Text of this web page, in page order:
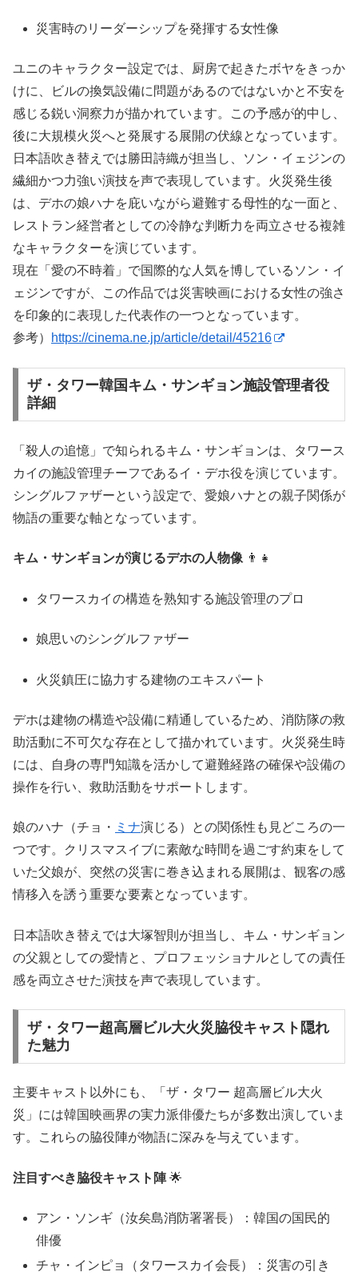
災害時のリーダーシップを発揮する女性像
ユニのキャラクター設定では、厨房で起きたボヤをきっか
けに、ビルの換気設備に問題があるのではないかと不安を
感じる鋭い洞察力が描かれています。この予感が的中し、
後に大規模火災へと発展する展開の伏線となっています。
日本語吹き替えでは勝田詩織が担当し、ソン・イェジンの
繊細かつ力強い演技を声で表現しています。火災発生後
は、デホの娘ハナを庇いながら避難する母性的な一面と、
レストラン経営者としての冷静な判断力を両立させる複雑
なキャラクターを演じています。
現在「愛の不時着」で国際的な人気を博しているソン・イ
ェジンですが、この作品では災害映画における女性の強さ
を印象的に表現した代表作の一つとなっています。
参考）
https://cinema.ne.jp/article/detail/45216
ザ・タワー韓国キム・サンギョン施設管理者役
詳細
「殺人の追憶」で知られるキム・サンギョンは、タワース
カイの施設管理チーフであるイ・デホ役を演じています。
シングルファザーという設定で、愛娘ハナとの親子関係が
物語の重要な軸となっています。
キム・サンギョンが演じるデホの人物像 👨‍👧
タワースカイの構造を熟知する施設管理のプロ
娘思いのシングルファザー
火災鎮圧に協力する建物のエキスパート
デホは建物の構造や設備に精通しているため、消防隊の救
助活動に不可欠な存在として描かれています。火災発生時
には、自身の専門知識を活かして避難経路の確保や設備の
操作を行い、救助活動をサポートします。
娘のハナ（チョ・ ミナ演じる）との関係性も見どころの一
つです。クリスマスイブに素敵な時間を過ごす約束をして
いた父娘が、突然の災害に巻き込まれる展開は、観客の感
情移入を誘う重要な要素となっています。
日本語吹き替えでは大塚智則が担当し、キム・サンギョン
の父親としての愛情と、プロフェッショナルとしての責任
感を両立させた演技を声で表現しています。
ザ・タワー超高層ビル大火災脇役キャスト隠れ
た魅力
主要キャスト以外にも、「ザ・タワー 超高層ビル大火
災」には韓国映画界の実力派俳優たちが多数出演していま
す。これらの脇役陣が物語に深みを与えています。
注目すべき脇役キャスト陣🌟
アン・ソンギ（汝矣島消防署署長）：韓国の国民的
俳優
チャ・インピョ（タワースカイ会長）：災害の引き